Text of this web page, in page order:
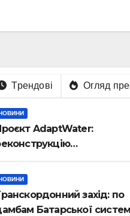
Трендові Огляд
AdaptWater:
захід: по
Батарської